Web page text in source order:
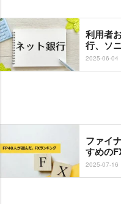
利用者
行、ソ
2025-06-04
ファイ
すめの
2025-07-16